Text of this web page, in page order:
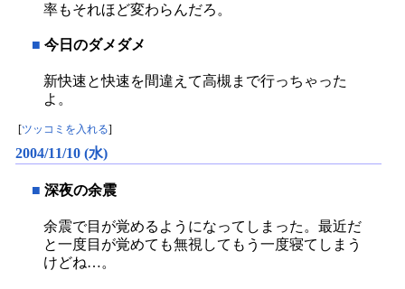
率もそれほど変わらんだろ。
■ 今日のダメダメ
新快速と快速を間違えて高槻まで行っちゃった
よ。
[ツッコミを入れる]
2004/11/10 (水)
■ 深夜の余震
余震で目が覚めるようになってしまった。最近だ
と一度目が覚めても無視してもう一度寝てしまう
けどね…。